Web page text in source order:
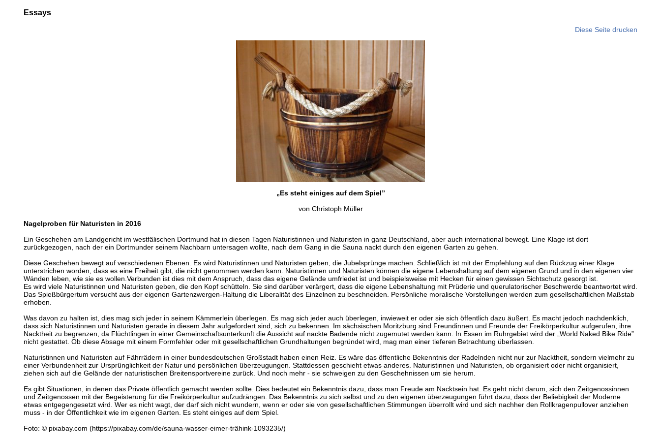
Essays
Diese Seite drucken
„Es steht einiges auf dem Spiel”
von Christoph Müller
Nagelproben für Naturisten in 2016
Ein Geschehen am Landgericht im westfälischen Dortmund hat in diesen Tagen Naturistinnen und Naturisten in ganz Deutschland, aber auch international bewegt. Eine Klage ist dort
zurückgezogen, nach der ein Dortmunder seinem Nachbarn untersagen wollte, nach dem Gang in die Sauna nackt durch den eigenen Garten zu gehen.
Diese Geschehen bewegt auf verschiedenen Ebenen. Es wird Naturistinnen und Naturisten geben, die Jubelsprünge machen. Schließlich ist mit der Empfehlung auf den Rückzug einer Klage
unterstrichen worden, dass es eine Freiheit gibt, die nicht genommen werden kann. Naturistinnen und Naturisten können die eigene Lebenshaltung auf dem eigenen Grund und in den eigenen vier
Wänden leben, wie sie es wollen.Verbunden ist dies mit dem Anspruch, dass das eigene Gelände umfriedet ist und beispielsweise mit Hecken für einen gewissen Sichtschutz gesorgt ist.
Es wird viele Naturistinnen und Naturisten geben, die den Kopf schütteln. Sie sind darüber verärgert, dass die eigene Lebenshaltung mit Prüderie und querulatorischer Beschwerde beantwortet wird.
Das Spießbürgertum versucht aus der eigenen Gartenzwergen-Haltung die Liberalität des Einzelnen zu beschneiden. Persönliche moralische Vorstellungen werden zum gesellschaftlichen Maßstab
erhoben.
Was davon zu halten ist, dies mag sich jeder in seinem Kämmerlein überlegen. Es mag sich jeder auch überlegen, inwieweit er oder sie sich öffentlich dazu äußert. Es macht jedoch nachdenklich,
dass sich Naturistinnen und Naturisten gerade in diesem Jahr aufgefordert sind, sich zu bekennen. Im sächsischen Moritzburg sind Freundinnen und Freunde der Freikörperkultur aufgerufen, ihre
Nacktheit zu begrenzen, da Flüchtlingen in einer Gemeinschaftsunterkunft die Aussicht auf nackte Badende nicht zugemutet werden kann. In Essen im Ruhrgebiet wird der „World Naked Bike Ride”
nicht gestattet. Ob diese Absage mit einem Formfehler oder mit gesellschaftlichen Grundhaltungen begründet wird, mag man einer tieferen Betrachtung überlassen.
Naturistinnen und Naturisten auf Fährrädern in einer bundesdeutschen Großstadt haben einen Reiz. Es wäre das öffentliche Bekenntnis der Radelnden nicht nur zur Nacktheit, sondern vielmehr zu
einer Verbundenheit zur Ursprünglichkeit der Natur und persönlichen überzeugungen. Stattdessen geschieht etwas anderes. Naturistinnen und Naturisten, ob organisiert oder nicht organisiert,
ziehen sich auf die Gelände der naturistischen Breitensportvereine zurück. Und noch mehr - sie schweigen zu den Geschehnissen um sie herum.
Es gibt Situationen, in denen das Private öffentlich gemacht werden sollte. Dies bedeutet ein Bekenntnis dazu, dass man Freude am Nacktsein hat. Es geht nicht darum, sich den Zeitgenossinnen
und Zeitgenossen mit der Begeisterung für die Freikörperkultur aufzudrängen. Das Bekenntnis zu sich selbst und zu den eigenen überzeugungen führt dazu, dass der Beliebigkeit der Moderne
etwas entgegengesetzt wird. Wer es nicht wagt, der darf sich nicht wundern, wenn er oder sie von gesellschaftlichen Stimmungen überrollt wird und sich nachher den Rollkragenpullover anziehen
muss - in der Öffentlichkeit wie im eigenen Garten. Es steht einiges auf dem Spiel.
Foto: © pixabay.com (https://pixabay.com/de/sauna-wasser-eimer-trähink-1093235/)